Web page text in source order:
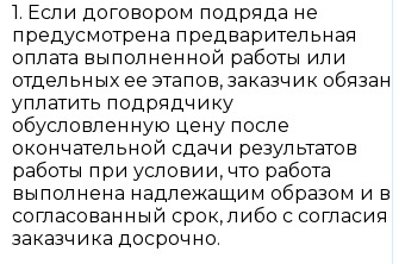
1. Если договором подряда не
предусмотрена предварительная
оплата выполненной работы или
отдельных ее этапов, заказчик обязан
уплатить подрядчику
обусловленную цену после
окончательной сдачи результатов
работы при условии, что работа
выполнена надлежащим образом и в
согласованный срок, либо с согласия
заказчика досрочно.